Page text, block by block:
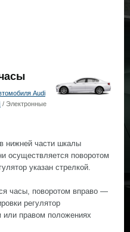
Audi
/ Электронные
нижней части шкалы
осуществляется поворотом
указан стрелкой.
часы, поворотом вправо —
регулятор
или правом положениях